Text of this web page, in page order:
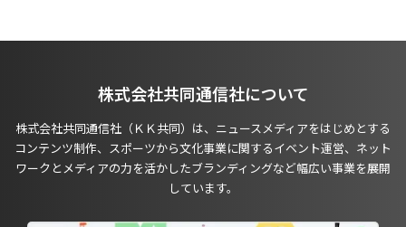
株式会社共同通信社について
株式会社共同通信社（ＫＫ共同）は、ニュースメディアをはじめとする
コンテンツ制作、スポーツから文化事業に関するイベント運営、ネット
ワークとメディアの力を活かしたブランディングなど幅広い事業を展開
しています。